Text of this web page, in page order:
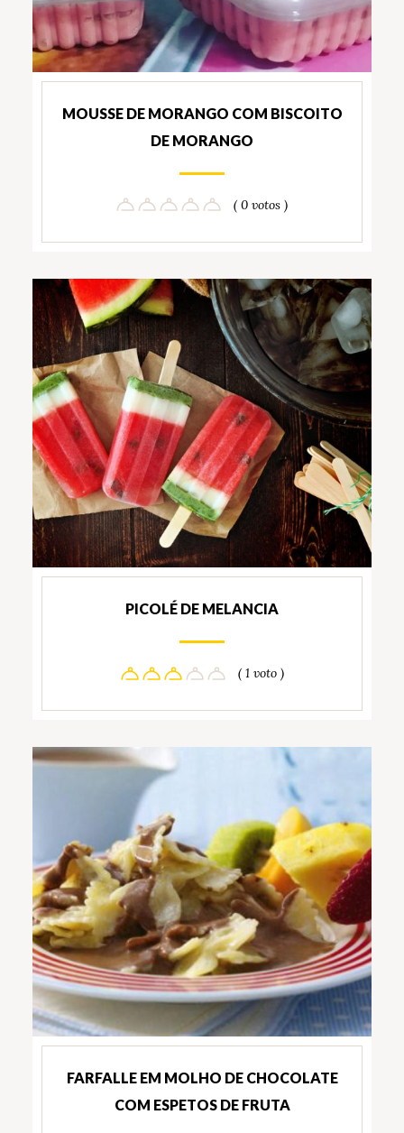
MOUSSE DE MORANGO COM BISCOITO
DE MORANGO
( 0 votos )
PICOLÉ DE MELANCIA
( 1 voto )
FARFALLE EM MOLHO DE CHOCOLATE
COM ESPETOS DE FRUTA